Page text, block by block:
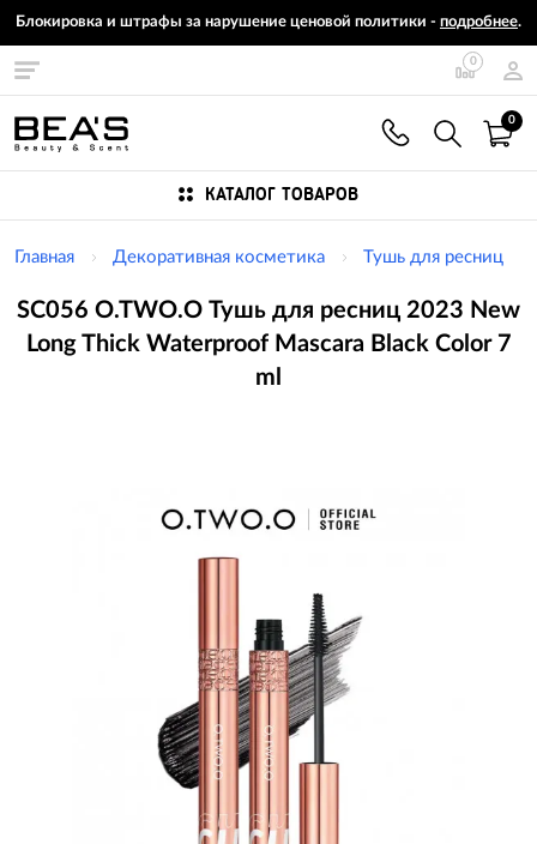
Блокировка и штрафы за нарушение ценовой политики - подробнее.
0
0
КАТАЛОГ ТОВАРОВ
Главная Декоративная косметика Тушь для ресниц
SC056 O.TWO.O Тушь для ресниц 2023 New
Long Thick Waterproof Mascara Black Color 7
ml